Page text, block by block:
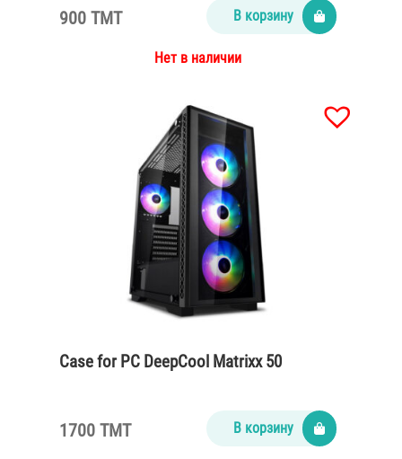
900 TMT В корзину
Нет в наличии
Case for PC DeepCool Matrixx 50
1700 TMT В корзину